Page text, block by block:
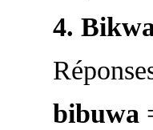
4.
bibuwa